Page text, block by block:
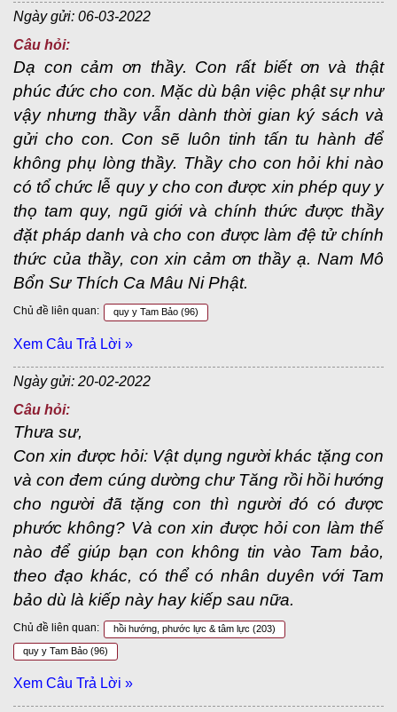
Ngày gửi: 06-03-2022
Câu hỏi:
Dạ con cảm ơn thầy. Con rất biết ơn và thật
phúc đức cho con. Mặc dù bận việc phật sự như
vậy nhưng thầy vẫn dành thời gian ký sách và
gửi cho con. Con sẽ luôn tinh tấn tu hành để
không phụ lòng thầy. Thầy cho con hỏi khi nào
có tổ chức lễ quy y cho con được xin phép quy y
thọ tam quy, ngũ giới và chính thức được thầy
đặt pháp danh và cho con được làm đệ tử chính
thức của thầy, con xin cảm ơn thầy ạ. Nam Mô
Bổn Sư Thích Ca Mâu Ni Phật.
Chủ đề liên quan: quy y Tam Bảo (96)
Xem Câu Trả Lời »
Ngày gửi: 20-02-2022
Câu hỏi:
Thưa sư,
Con xin được hỏi: Vật dụng người khác tặng con
và con đem cúng dường chư Tăng rồi hồi hướng
cho người đã tặng con thì người đó có được
phước không? Và con xin được hỏi con làm thế
nào để giúp bạn con không tin vào Tam bảo,
theo đạo khác, có thể có nhân duyên với Tam
bảo dù là kiếp này hay kiếp sau nữa.
Chủ đề liên quan: hồi hướng, phước lực & tâm lực (203)
quy y Tam Bảo (96)
Xem Câu Trả Lời »